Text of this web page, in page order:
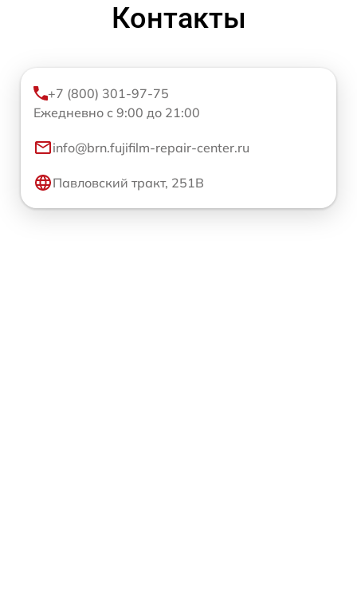
Контакты
+7 (800) 301-97-75
Ежедневно с 9:00 до 21:00
info@brn.fujifilm-repair-center.ru
Павловский тракт, 251В